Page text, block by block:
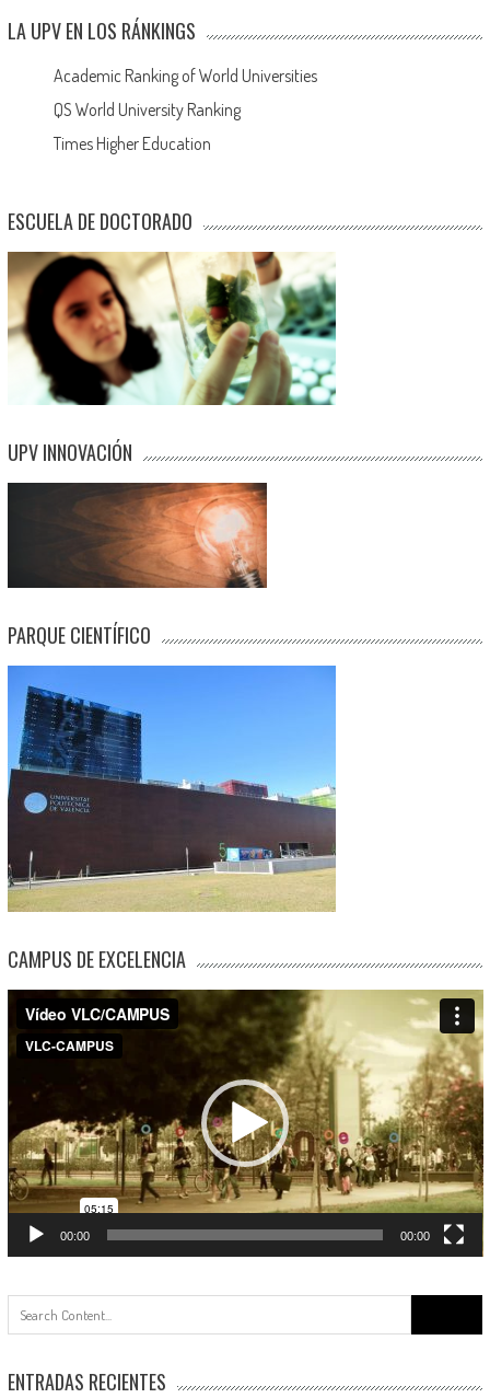
LA UPV EN LOS RÁNKINGS
Academic Ranking of World Universities
QS World University Ranking
Times Higher Education
ESCUELA DE DOCTORADO
UPV INNOVACIÓN
PARQUE CIENTÍFICO
CAMPUS DE EXCELENCIA
Reproductor
de
vídeo
00:00 00:00
ENTRADAS RECIENTES